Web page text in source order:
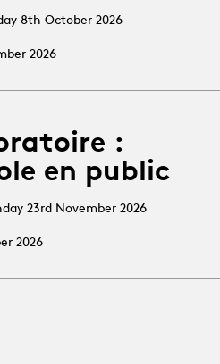
8th October 2026
2026
:
en public
23rd November 2026
2026